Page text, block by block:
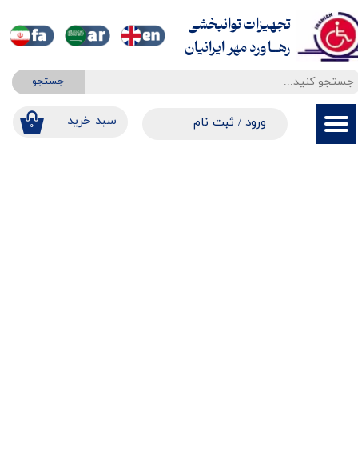
جستجو
۰ ​​سبد خرید ورود / ثبت نام
حساب کاربری من
سفارشات
خروج از حساب کاربری
تجهیزات توانبخشی
​​​​​​​رهــاورد مهر ایرانیان